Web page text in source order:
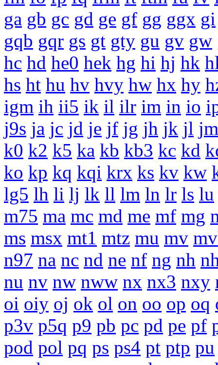
ga gb gc gd ge gf gg ggx gi
gqb gqr gs gt gty gu gv gw
hc hd he0 hek hg hi hj hk
hs ht hu hv hvy hw hx hy
igm ih ii5 ik il ilr im in io
j9s ja jc jd je jf jg jh jk jl jm
k0 k2 k5 ka kb kb3 kc kd
ko kp kq kqi krx ks kv kw
lg5 lh li lj lk ll lm ln lr ls lu
m75 ma mc md me mf mg
ms msx mt1 mtz mu mv
n97 na nc nd ne nf ng nh
nu nv nw nww nx nx3 nxy
oi oiy oj ok ol on oo op oq
p3v p5q p9 pb pc pd pe pf
pod pol pq ps ps4 pt ptp pu